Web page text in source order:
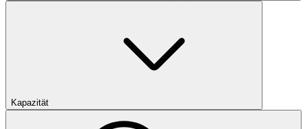
Kapazität